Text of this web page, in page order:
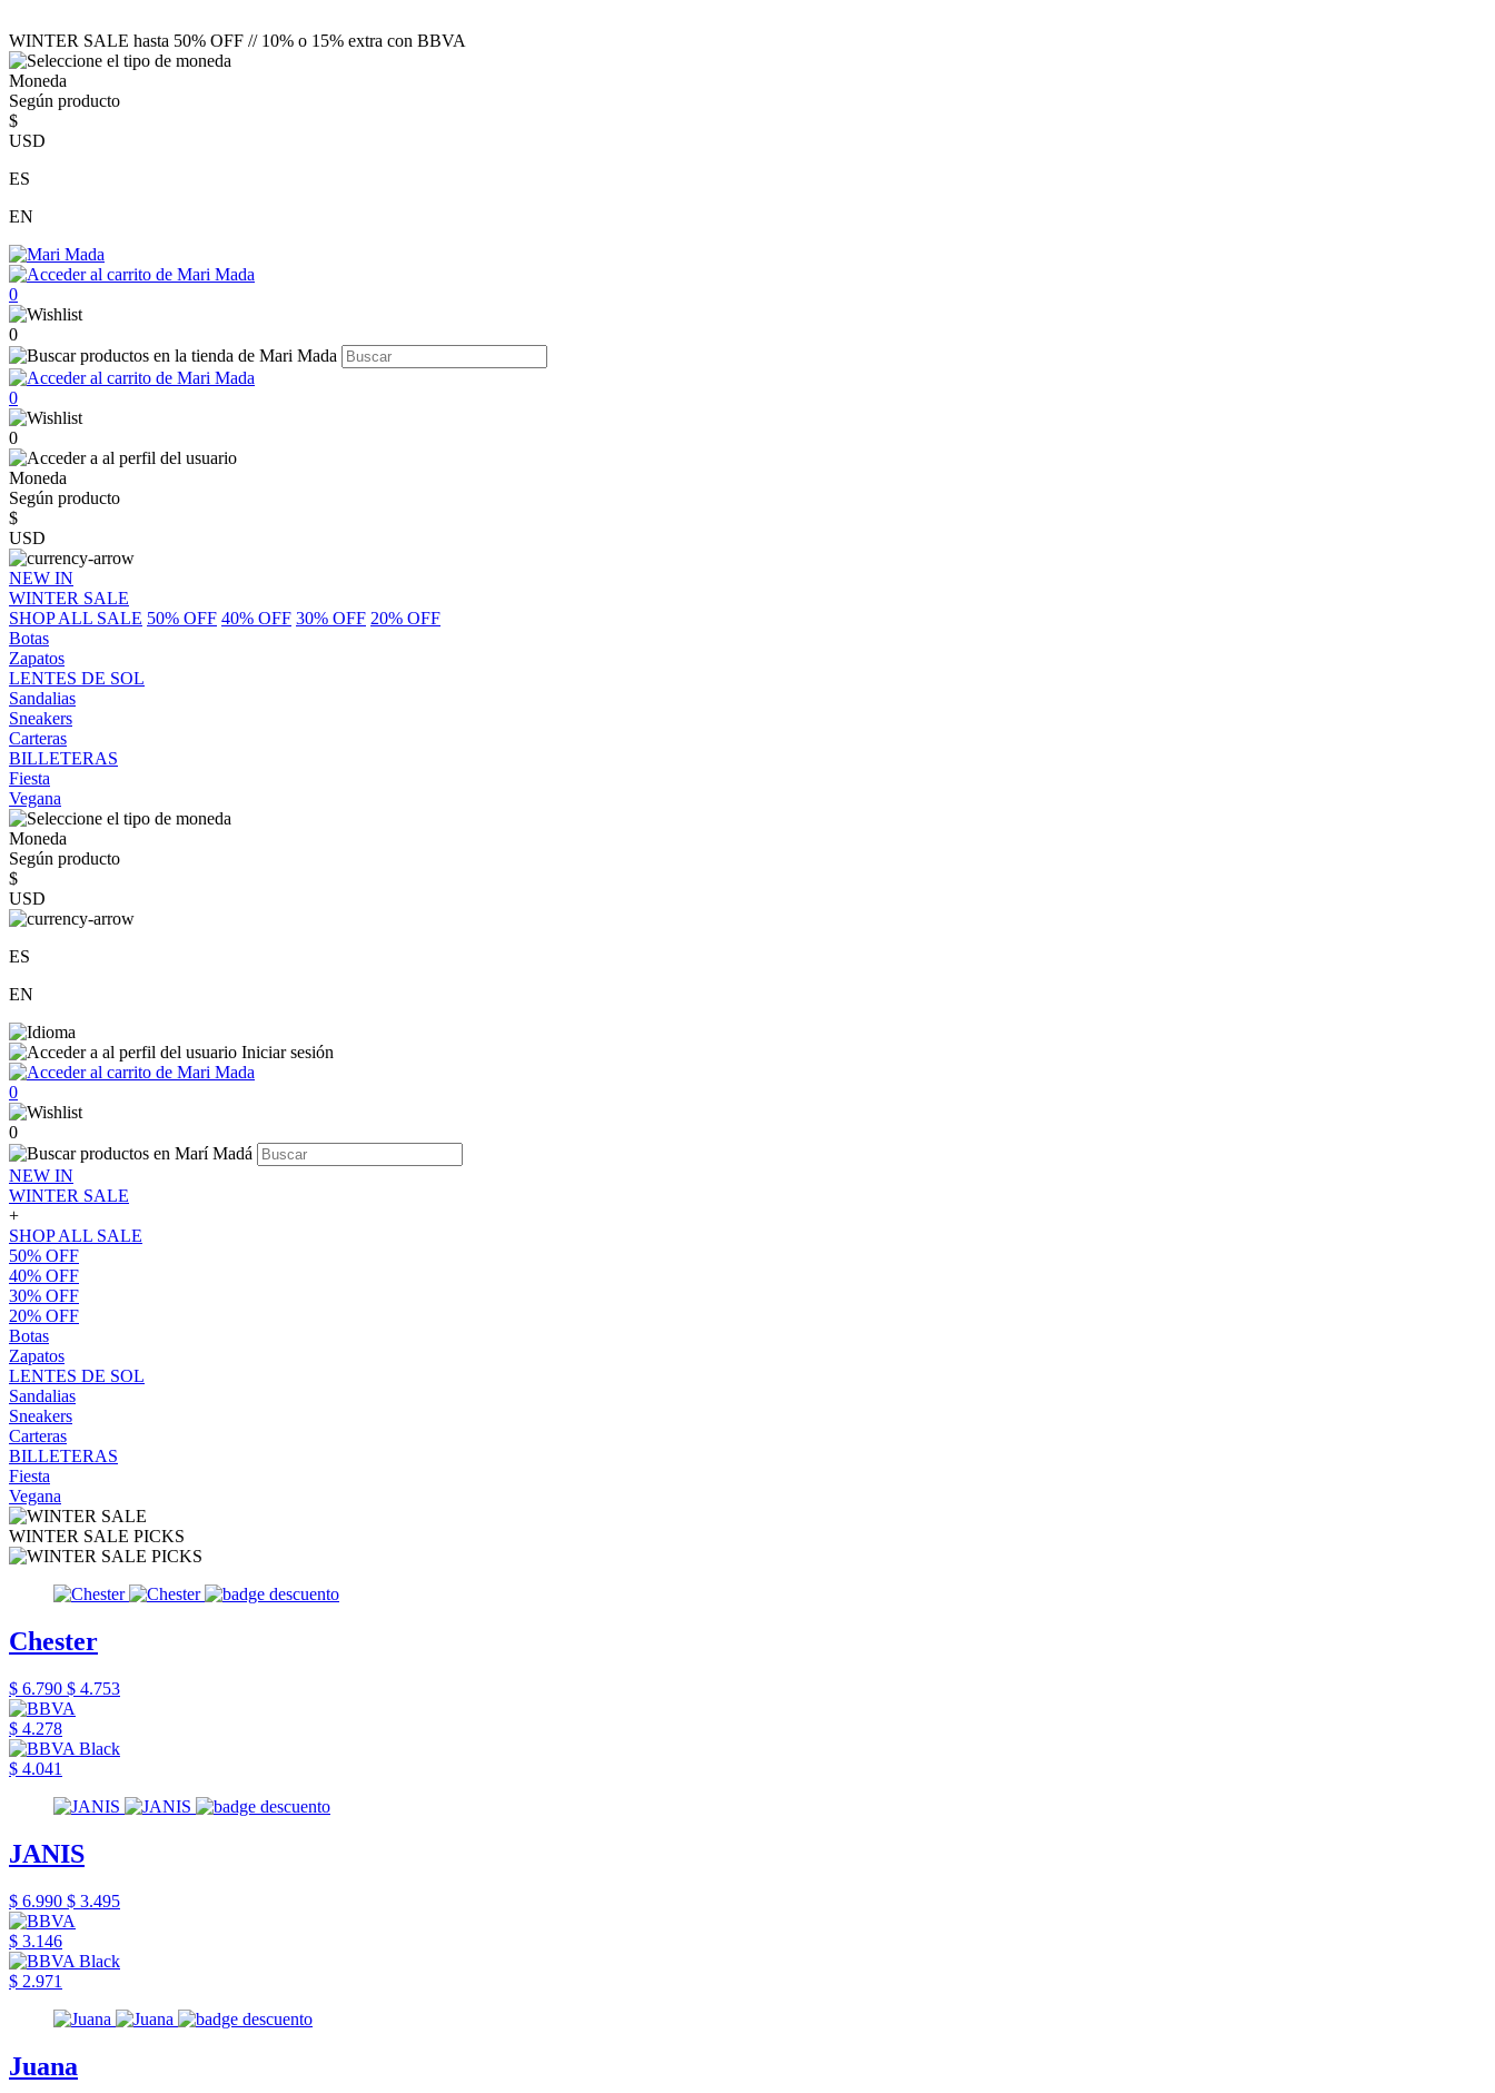
WINTER SALE hasta 50% OFF // 10% o 15% extra con BBVA
Moneda
Según producto
$
USD
ES
EN
0
0
0
0
Moneda
Según producto
$
USD
NEW IN
WINTER SALE
SHOP ALL SALE 50% OFF 40% OFF 30% OFF 20% OFF
Botas
Zapatos
LENTES DE SOL
Sandalias
Sneakers
Carteras
BILLETERAS
Fiesta
Vegana
Moneda
Según producto
$
USD
ES
EN
Iniciar sesión
0
0
NEW IN
WINTER SALE
+
SHOP ALL SALE
50% OFF
40% OFF
30% OFF
20% OFF
Botas
Zapatos
LENTES DE SOL
Sandalias
Sneakers
Carteras
BILLETERAS
Fiesta
Vegana
WINTER SALE PICKS
Chester
$ 6.790 $ 4.753
$ 4.278
$ 4.041
JANIS
$ 6.990 $ 3.495
$ 3.146
$ 2.971
Juana